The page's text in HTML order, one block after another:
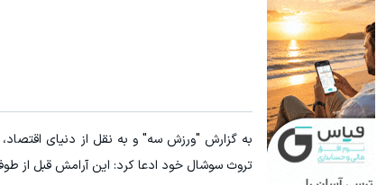
به گزارش "ورزش سه" و به نقل از دنیای اقتصاد،
تروث سوشال خود ادعا کرد: این آرامش قبل از